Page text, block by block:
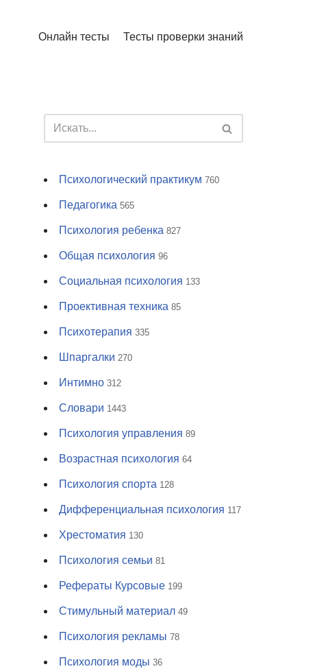
Онлайн тесты Тесты проверки знаний
Психологический практикум 760
Педагогика 565
Психология ребенка 827
Общая психология 96
Социальная психология 133
Проективная техника 85
Психотерапия 335
Шпаргалки 270
Интимно 312
Словари 1443
Психология управления 89
Возрастная психология 64
Психология спорта 128
Дифференциальная психология 117
Хрестоматия 130
Психология семьи 81
Рефераты Курсовые 199
Стимульный материал 49
Психология рекламы 78
Психология моды 36